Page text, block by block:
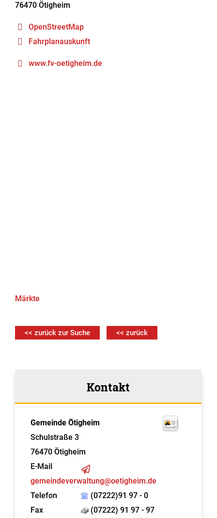
76470 Ötigheim
OpenStreetMap
Fahrplanauskunft
www.fv-oetigheim.de
Märkte
<< zurück zur Suche << zurück
Kontakt
Gemeinde Ötigheim
Schulstraße 3
76470 Ötigheim
E-Mail
gemeindeverwaltung@oetigheim.de
Telefon
(07222)91 97 - 0
Fax
(07222) 91 97 - 97